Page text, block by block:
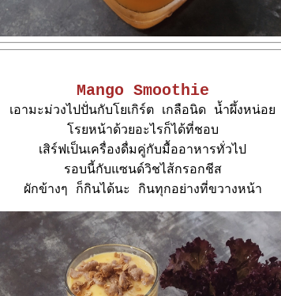
Mango Smoothie
เอามะม่วงไปปั่นกับโยเกิร์ต เกลือนิด น้ำผึ้งหน่อ
รยหน้าด้วยอะไรก็ได้ที่ชอบ
เสิร์ฟเป็นเครื่องดื่มคู่กับมื้ออาหารทั่วไป
รอบนี้กับแซนด์วิชไส้กรอกชีส
ผักข้างๆ ก็กินได้นะ กินทุกอย่างที่ขวางหน้า